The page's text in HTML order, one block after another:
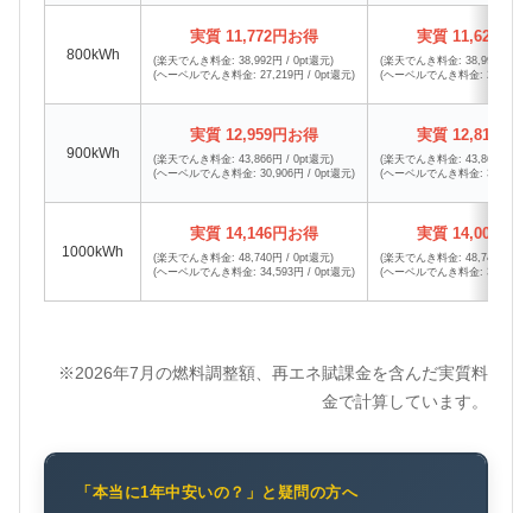
800kWh
実質 11,772円お得
(楽天でんき料金: 38,992円 / 0pt還元)
(ヘーベルでんき料金: 27,219円 / 0pt還元)
実質 11,626円
(楽天でんき料金: 38,992円 /
(ヘーベルでんき料金: 27,365
900kWh
実質 12,959円お得
(楽天でんき料金: 43,866円 / 0pt還元)
(ヘーベルでんき料金: 30,906円 / 0pt還元)
実質 12,813円
(楽天でんき料金: 43,866円 /
(ヘーベルでんき料金: 31,052
1000kWh
実質 14,146円お得
(楽天でんき料金: 48,740円 / 0pt還元)
(ヘーベルでんき料金: 34,593円 / 0pt還元)
実質 14,000円
(楽天でんき料金: 48,740円 /
(ヘーベルでんき料金: 34,739
※2026年7月の燃料調整額、再エネ賦課金を含んだ実質料
金で計算しています。
「本当に1年中安いの？」と疑問の方へ